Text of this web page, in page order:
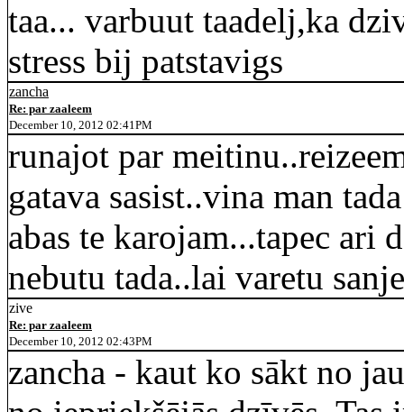
taa... varbuut taadelj,ka
stress bij patstavigs
zancha
Re: par zaaleem
December 10, 2012 02:41PM
runajot par
gatava sasist..vina man
abas te karojam...tapec ari
nebutu tada..lai varetu
zive
Re: par zaaleem
December 10, 2012 02:43PM
zancha - kaut ko sākt no